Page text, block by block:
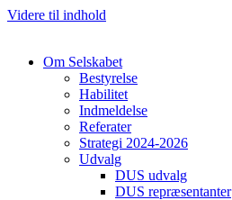
Videre til indhold
Om Selskabet
Bestyrelse
Habilitet
Indmeldelse
Referater
Strategi 2024-2026
Udvalg
DUS udvalg
DUS repræsentanter